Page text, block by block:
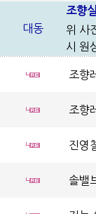
대동
조향
위 사
시 원
조향
조향
진영
솔밸